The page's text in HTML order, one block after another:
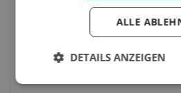
ALLE
DETAILS ANZEIGEN